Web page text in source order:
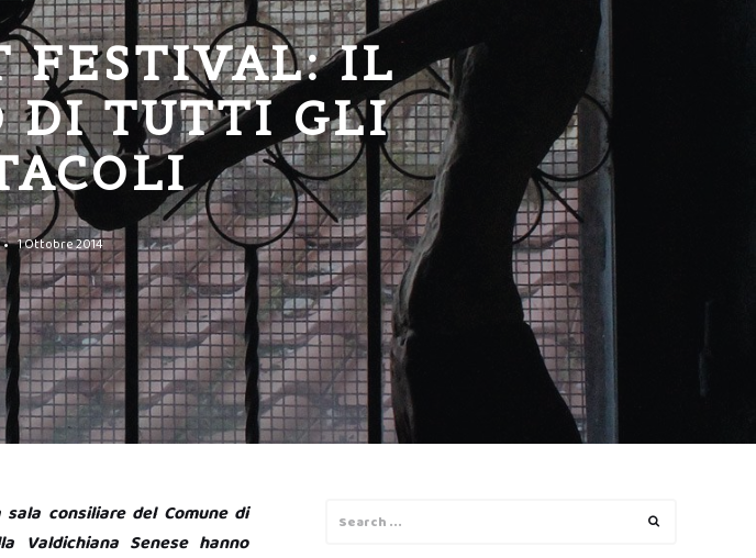
FESTIVAL: IL
DI TUTTI GLI
1 Ottobre 2014
consiliare del Comune di
Valdichiana Senese hanno
for: